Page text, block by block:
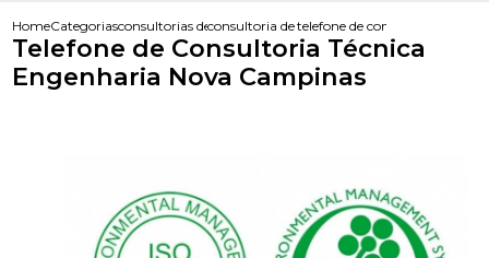
HomeCategoriasconsultorias de engenhariaconsultoria de engenharia civil
telefone de consultoria
Telefone de Consultoria Técnica
Engenharia Nova Campinas